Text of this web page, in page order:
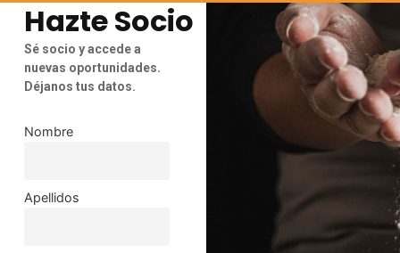
Hazte Socio
Sé socio y accede a
nuevas oportunidades.
Déjanos tus datos.
Nombre
Apellidos